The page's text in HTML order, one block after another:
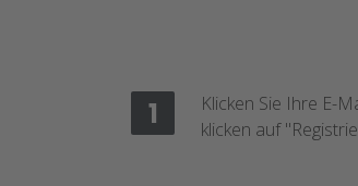
Klicken Sie Ihre E-
klicken auf
1